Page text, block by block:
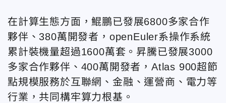
在計算生態方面，鯤鵬已發展6800多家合作
夥伴、380萬開發者，openEuler系操作系統
累計裝機量超過1600萬套。昇騰已發展3000
多家合作夥伴、400萬開發者，Atlas 900超節
點規模服務於互聯網、金融、運營商、電力等
行業，共同構牢算力根基。